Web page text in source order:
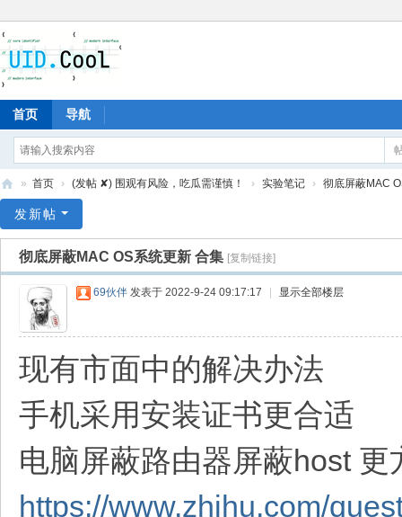
首页 导航
爱
» 首页 › (发帖 ✘) 围观有风险，吃瓜需谨慎！ › 实验笔记 › 彻底屏蔽MAC
发新帖
彻底屏蔽MAC OS系统更新 合集 [复制链接]
69伙伴 发表于 2022-9-24 09:17:17 显示全部楼层
现有市面中的解决办法
手机采用安装证书更合适
电脑屏蔽路由器屏蔽host 更
https://www.zhihu.com/